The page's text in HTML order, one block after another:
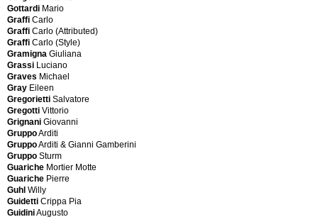
Cattelan
Giorgio
Cavalli
Dino
Cavatorta
Silvio
CD
Cecchelin
Bruno
Celada
Gianni
Celli
Rui
R.
Ceretti
Giorgio
Cerrato
Victor
Cerri
Freres
Driade
Dunbar
Durup
Dyrlund
E
Ecart
International
Edition
Efling
Edition
H.
Coray
Edition
Meubles
Gottardi Mario
Graffi Carlo
Graffi Carlo (Attributed)
Graffi Carlo (Style)
Gramigna Giuliana
Grassi Luciano
Graves Michael
Gray Eileen
Gregorietti Salvatore
Gregotti Vittorio
Grignani Giovanni
GruppoArditi
GruppoArditi & Gianni Gamberini
Gruppo Sturm
Guariche Mortier Motte
Guariche Pierre
Guhl Willy
Guidetti Crippa Pia
GuidiniAugusto